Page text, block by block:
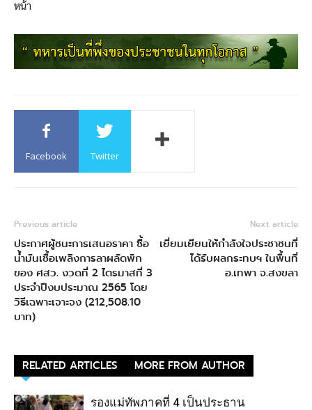
หน้า
Facebook Twitter
Previous article
ประกาศผู้ชนะการเสนอราคา ซื้อ
น้ำมันเชื้อเพลิงการลาผลัดพัก
ของ ศสว. งวดที่ 2 ไตรมาสที่ 3
ประจำปีงบประมาณ 2565 โดย
วิธีเฉพาะเจาะจง (212,508.10
บาท)
Next article
เยี่ยมเยียนให้กำลังใจประชาชนที่
ได้รับผลกระทบฯ ในพื้นที่
อ.เทพา จ.สงขลา
RELATED ARTICLES MORE FROM AUTHOR
รองแม่ทัพภาคที่ 4 เป็นประธาน